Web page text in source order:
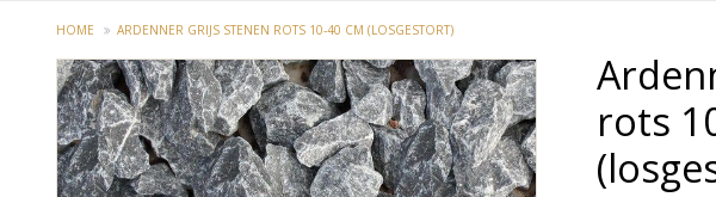
HOME ARDENNER GRIJS STENEN ROTS 10-40 CM (LOSGESTORT)
rots